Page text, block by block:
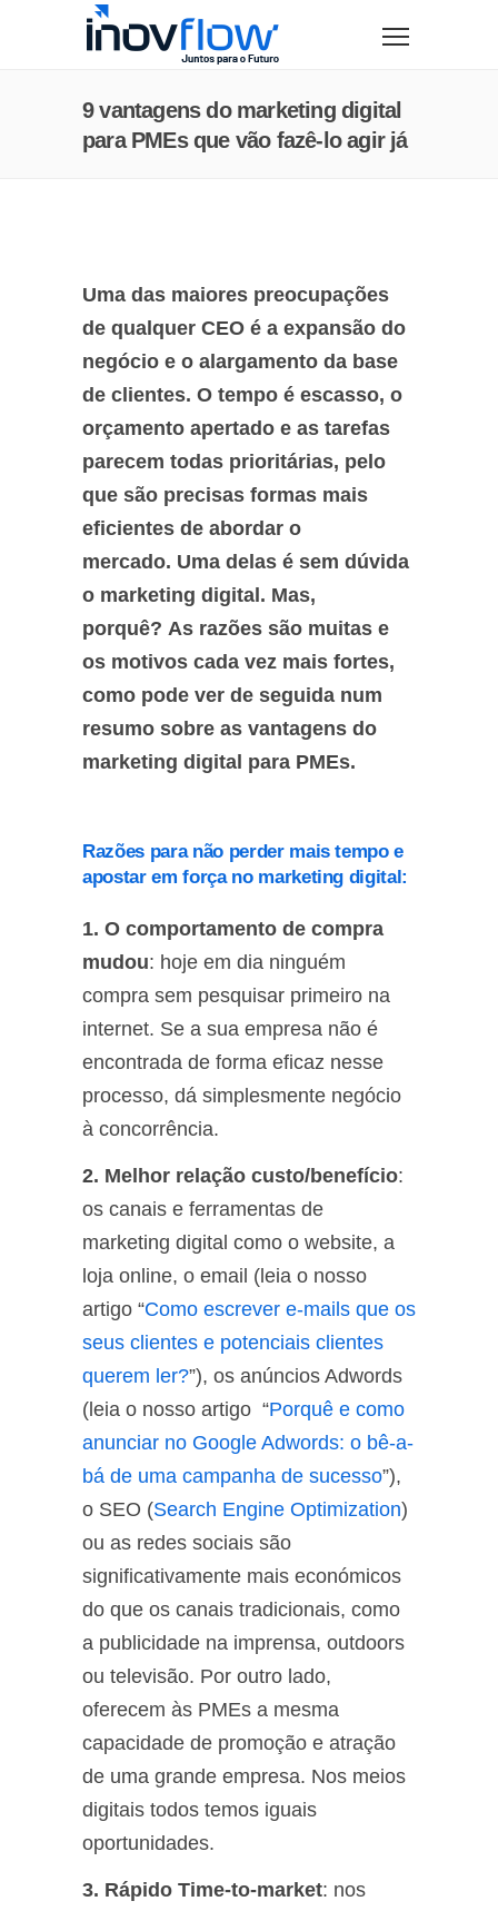
9 vantagens do marketing digital
para PMEs que vão fazê-lo agir já
Uma das maiores preocupações
de qualquer CEO é a expansão do
negócio e o alargamento da base
de clientes. O tempo é escasso, o
orçamento apertado e as tarefas
parecem todas prioritárias, pelo
que são precisas formas mais
eficientes de abordar o
mercado. Uma delas é sem dúvida
o marketing digital. Mas,
porquê? As razões são muitas e
os motivos cada vez mais fortes,
como pode ver de seguida num
resumo sobre as vantagens do
marketing digital para PMEs.
Razões para não perder mais tempo e
apostar em força no marketing digital:
1. O comportamento de compra
mudou: hoje em dia ninguém
compra sem pesquisar primeiro na
internet. Se a sua empresa não é
encontrada de forma eficaz nesse
processo, dá simplesmente negócio
à concorrência.
2. Melhor relação custo/benefício:
os canais e ferramentas de
marketing digital como o website, a
loja online, o email (leia o nosso
artigo “Como escrever e-mails que os
seus clientes e potenciais clientes
querem ler?”), os anúncios Adwords
(leia o nosso artigo “Porquê e como
anunciar no Google Adwords: o bê-a-
bá de uma campanha de sucesso”),
o SEO (Search Engine Optimization)
ou as redes sociais são
significativamente mais económicos
do que os canais tradicionais, como
a publicidade na imprensa, outdoors
ou televisão. Por outro lado,
oferecem às PMEs a mesma
capacidade de promoção e atração
de uma grande empresa. Nos meios
digitais todos temos iguais
oportunidades.
3. Rápido Time-to-market: nos